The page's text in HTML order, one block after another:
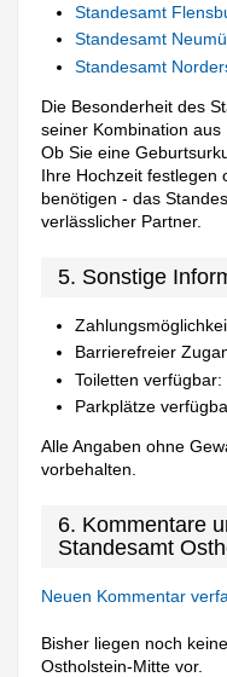
Standesamt
Standesamt
Standesamt
Die Besonderheit des
seiner Kombination aus
Ob Sie eine
Ihre Hochzeit festlegen
benötigen - das
verlässlicher Partner.
5. Sonstige
Barrierefreier
Toiletten
Parkplätze
Alle Angaben ohne
vorbehalten.
6. Kommentare
Standesamt
Neuen Kommentar
Bisher liegen noch
Ostholstein-Mitte vor.